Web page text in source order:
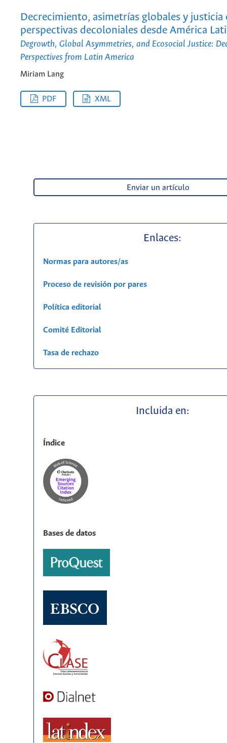
Decrecimiento, asimetrías globales y justicia
perspectivas decoloniales desde América
Degrowth, Global Asymmetries, and Ecosocial Justice:
Perspectives from Latin America
Miriam Lang
PDF XML
Enviar un artículo
Enlaces:
Normas para autores/as
Proceso de revisión por pares
Política editorial
Comité Editorial
Tasa de rechazo
Incluida en:
Índice
Bases de datos